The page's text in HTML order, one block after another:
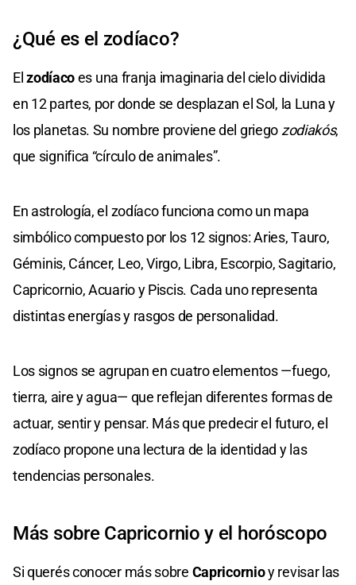
¿Qué es el zodíaco?
Elzodíacoes una franja imaginaria del cielo dividida
en 12 partes, por donde se desplazan el Sol, la Luna y
los planetas. Su nombre proviene del griego zodiakós,
que significa “círculo de animales”.
En astrología, el zodíaco funciona como un mapa
simbólico compuesto por los 12 signos: Aries, Tauro,
Géminis, Cáncer, Leo, Virgo, Libra, Escorpio, Sagitario,
Capricornio, Acuario y Piscis. Cada uno representa
distintas energías y rasgos de personalidad.
Los signos se agrupan en cuatro elementos —fuego,
tierra, aire y agua— que reflejan diferentes formas de
actuar, sentir y pensar. Más que predecir el futuro, el
zodíaco propone una lectura de la identidad y las
tendencias personales.
Más sobre Capricornio y el horóscopo
Si querés conocer más sobre Capricornioy revisar las